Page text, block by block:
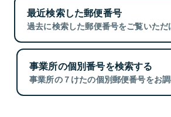
最近検索した郵便番号
過去に検索した郵便番号をご覧いただ
事業所の個別番号を検索する
事業所の７けたの個別郵便番号をお調